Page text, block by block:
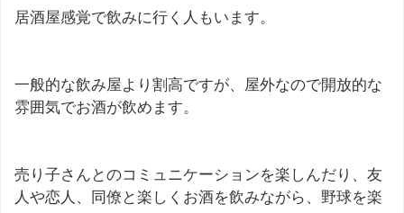
居酒屋感覚で飲みに行く人もいます。
一般的な飲み屋より割高ですが、屋外なので開放的な
雰囲気でお酒が飲めます。
売り子さんとのコミュニケーションを楽しんだり、友
人や恋人、同僚と楽しくお酒を飲みながら、野球を楽